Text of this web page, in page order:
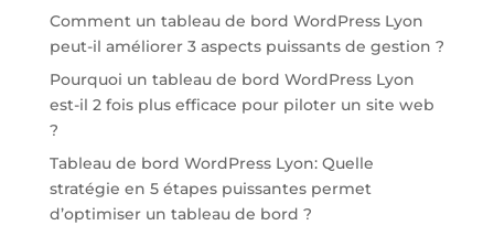
Comment un tableau de bord WordPress Lyon
peut-il améliorer 3 aspects puissants de gestion ?
Pourquoi un tableau de bord WordPress Lyon
est-il 2 fois plus efficace pour piloter un site web
?
Tableau de bord WordPress Lyon: Quelle
stratégie en 5 étapes puissantes permet
d’optimiser un tableau de bord ?